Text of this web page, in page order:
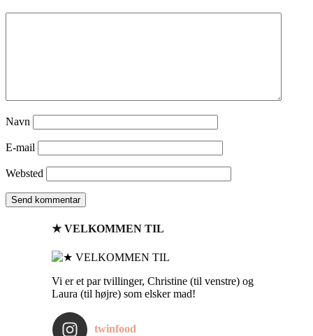
Navn
E-mail
Websted
★ VELKOMMEN TIL
Vi er et par tvillinger, Christine (til venstre) og
Laura (til højre) som elsker mad!
twinfood